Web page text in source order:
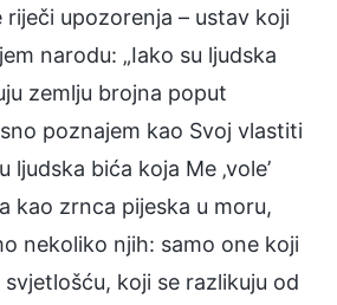
upozorenja – ustav koji
narodu: „Iako su ljudska
zemlju brojna poput
poznajem kao Svoj vlastiti
ljudska bića koja Me ‚vole’
kao zrnca pijeska u moru,
nekoliko njih: samo one koji
koji se razlikuju od